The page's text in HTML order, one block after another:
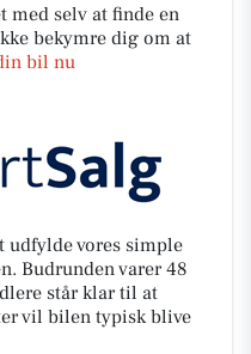
med selv at finde en
bekymre dig om at
bil nu
udfylde vores simple
Budrunden varer 48
står klar til at
vil bilen typisk blive